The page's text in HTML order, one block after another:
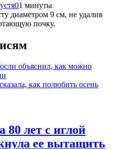
01 минуты
диаметром 9 см, не удалив
почку.
объяснил, как можно
как полюбить осень
лет с иглой
ее вытащить